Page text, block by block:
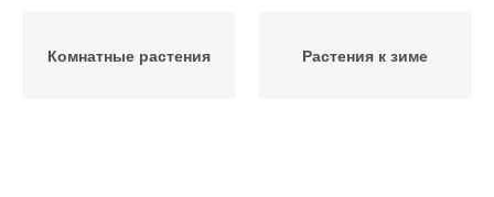
Комнатные растения Растения к зиме